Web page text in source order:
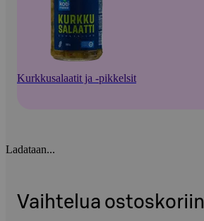
Kurkkusalaatit ja -pikkelsit
Ladataan...
Vaihtelua ostoskoriin